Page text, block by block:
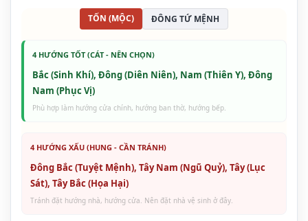
TỐN (MỘC) ĐÔNG TỨ MỆNH
4 HƯỚNG TỐT (CÁT - NÊN CHỌN)
Bắc (Sinh Khí), Đông (Diên Niên), Nam (Thiên Y), Đông
Nam (Phục Vị)
Phù hợp làm hướng cửa chính, hướng ban thờ, hướng bếp.
4 HƯỚNG XẤU (HUNG - CẦN TRÁNH)
Đông Bắc (Tuyệt Mệnh), Tây Nam (Ngũ Quỷ), Tây (Lục
Sát), Tây Bắc (Họa Hại)
Tránh đặt hướng nhà, hướng cửa. Nên đặt nhà vệ sinh ở đây.